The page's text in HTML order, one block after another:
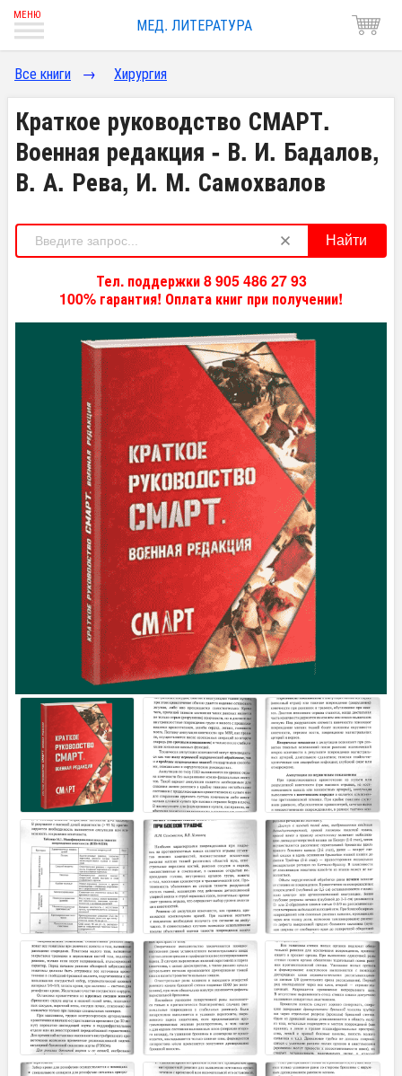
МЕД. ЛИТЕРАТУРА
Все книги → Хирургия
Краткое руководство СМАРТ.
Военная редакция - В. И. Бадалов,
В. А. Рева, И. М. Самохвалов
Найти
Тел. поддержки 8 905 486 27 93
100% гарантия! Оплата книг при получении!